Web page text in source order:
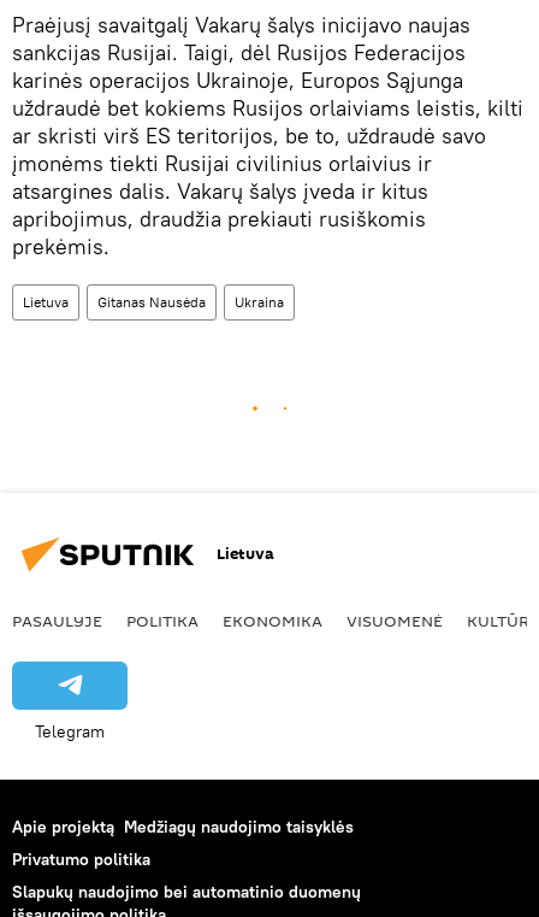
Praėjusį savaitgalį Vakarų šalys inicijavo naujas
sankcijas Rusijai. Taigi, dėl Rusijos Federacijos
karinės operacijos Ukrainoje, Europos Sąjunga
uždraudė bet kokiems Rusijos orlaiviams leistis, kilti
ar skristi virš ES teritorijos, be to, uždraudė savo
įmonėms tiekti Rusijai civilinius orlaivius ir
atsargines dalis. Vakarų šalys įveda ir kitus
apribojimus, draudžia prekiauti rusiškomis
prekėmis.
Lietuva Gitanas Nausėda Ukraina
Lietuva
PASAULYJE POLITIKA EKONOMIKA VISUOMENĖ KULTŪRA
Telegram
Apie projektą Medžiagų naudojimo taisyklės
Privatumo politika
Slapukų naudojimo bei automatinio duomenų